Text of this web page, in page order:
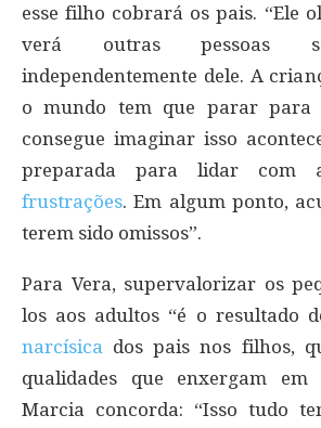
esse filho cobrará os pais. “Ele
verá outras pessoas
independentemente dele. A
o mundo tem que parar para
consegue imaginar isso
preparada para lidar com
frustrações. Em algum ponto,
terem sido omissos”.
Para Vera, supervalorizar os
los aos adultos “é o resultado
narcísica dos pais nos filhos,
qualidades que enxergam em
Marcia concorda: “Isso tudo